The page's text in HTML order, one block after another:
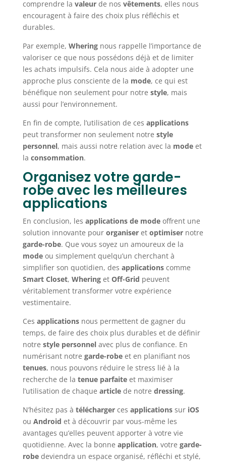
comprendre la valeurde nos vêtements, elles nous
encouragent à faire des choix plus réfléchis et
durables.
Par exemple, Wheringnous rappelle l’importance de
valoriser ce que nous possédons déjà et de limiter
les achats impulsifs. Cela nous aide à adopter une
approche plus consciente de la mode, ce qui est
bénéfique non seulement pour notre style, mais
aussi pour l’environnement.
En fin de compte, l’utilisation de ces applications
peut transformer non seulement notre style
personnel, mais aussi notre relation avec la modeet
la consommation.
Organisez votre garde-
robe avec les meilleures
applications
En conclusion, les applications de modeoffrent une
solution innovante pour organiseret optimisernotre
garde-robe. Que vous soyez un amoureux de la
modeou simplement quelqu’un cherchant à
simplifier son quotidien, des applicationscomme
Smart Closet, Wheringet Off-Grid peuvent
véritablement transformer votre expérience
vestimentaire.
Ces applicationsnous permettent de gagner du
temps, de faire des choix plus durables et de définir
notre style personnelavec plus de confiance. En
numérisant notre garde-robeet en planifiant nos
tenues, nous pouvons réduire le stress lié à la
recherche de la tenue parfaiteet maximiser
l’utilisation de chaque articlede notre dressing.
N’hésitez pas à téléchargerces applicationssur iOS
ou Android et à découvrir par vous-même les
avantages qu’elles peuvent apporter à votre vie
quotidienne. Avec la bonne application, votre garde-
robedeviendra un espace organisé, réfléchi et stylé,